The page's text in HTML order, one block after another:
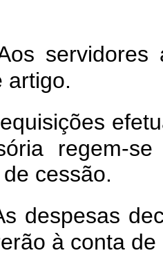
servidores
artigo.
regem-
cessão.
despesas
à conta